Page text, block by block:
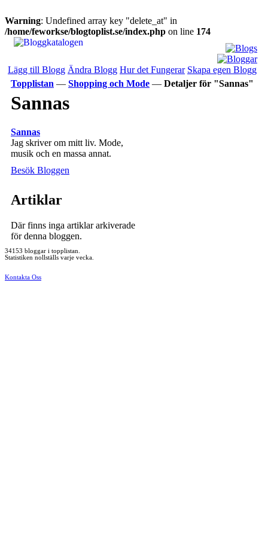
Warning: Undefined array key "delete_at" in
/home/feworkse/blogtoplist.se/index.php on line 174
Lägg till Blogg Ändra Blogg Hur det Fungerar Skapa egen Blogg
Topplistan — Shopping och Mode — Detaljer för "Sannas"
Sannas
Sannas
Jag skriver om mitt liv. Mode,
musik och en massa annat.
Besök Bloggen
Artiklar
Där finns inga artiklar arkiverade
för denna bloggen.
34153 bloggar i topplistan.
Statistiken nollställs varje vecka.
Kontakta Oss